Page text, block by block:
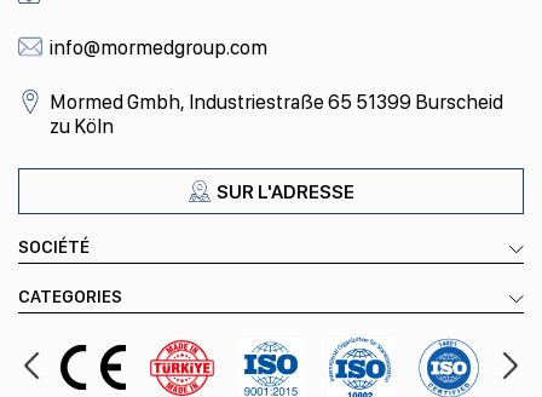
SOCIÉTÉ
CATEGORIES
info@mormedgroup.com
Mormed Gmbh, Industriestraße 65 51399 Burscheid
zu Köln
SUR L'ADRESSE